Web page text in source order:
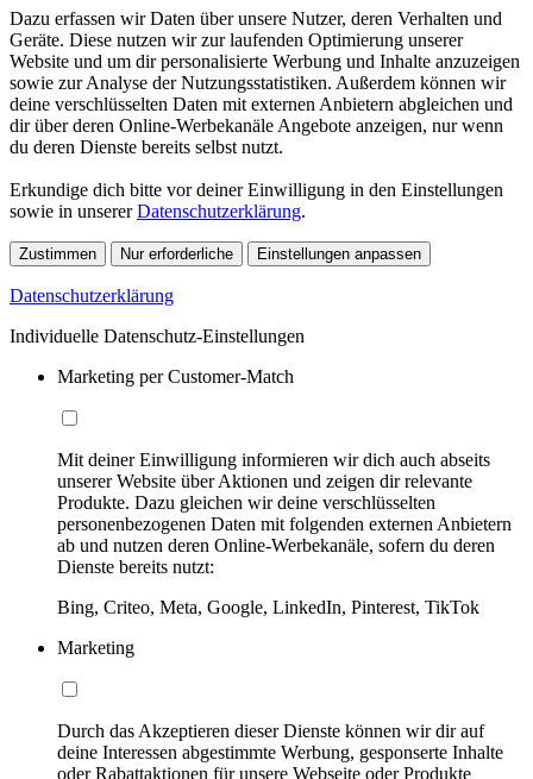
Dazu erfassen wir Daten über unsere Nutzer, deren Verhalten und
Geräte. Diese nutzen wir zur laufenden Optimierung unserer
Website und um dir personalisierte Werbung und Inhalte anzuzeigen
sowie zur Analyse der Nutzungsstatistiken. Außerdem können wir
deine verschlüsselten Daten mit externen Anbietern abgleichen und
dir über deren Online-Werbekanäle Angebote anzeigen, nur wenn
du deren Dienste bereits selbst nutzt.
Erkundige dich bitte vor deiner Einwilligung in den Einstellungen
sowie in unsererDatenschutzerklärung.
Zustimmen Nur erforderliche Einstellungen anpassen
Datenschutzerklärung
Individuelle Datenschutz-Einstellungen
Marketing per Customer-Match
Mit deiner Einwilligung informieren wir dich auch abseits
unserer Website über Aktionen und zeigen dir relevante
Produkte. Dazu gleichen wir deine verschlüsselten
personenbezogenen Daten mit folgenden externen Anbietern
ab und nutzen deren Online-Werbekanäle, sofern du deren
Dienste bereits nutzt:
Bing, Criteo, Meta, Google, LinkedIn, Pinterest, TikTok
Marketing
Durch das Akzeptieren dieser Dienste können wir dir auf
deine Interessen abgestimmte Werbung, gesponserte Inhalte
oder Rabattaktionen für unsere Webseite oder Produkte